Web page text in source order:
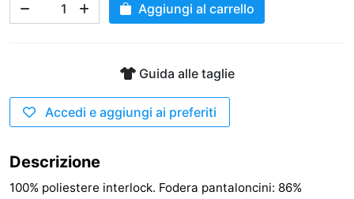
Aggiungi al carrello
Guida alle taglie
Accedi e aggiungi ai preferiti
Descrizione
100% poliestere interlock. Fodera pantaloncini: 86%